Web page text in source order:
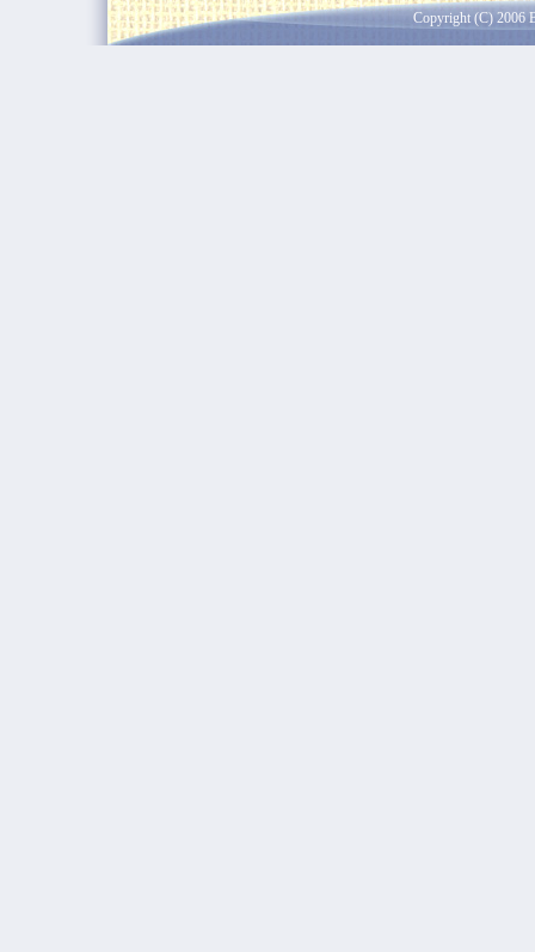
Copyright (C) 2006